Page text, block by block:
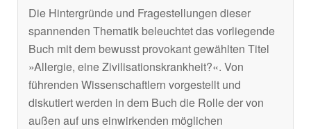
Die Hintergründe und Fragestellungen dieser
spannenden Thematik beleuchtet das vorliegende
Buch mit dem bewusst provokant gewählten Titel
»Allergie, eine Zivilisationskrankheit?«. Von
führenden Wissenschaftlern vorgestellt und
diskutiert werden in dem Buch die Rolle der von
außen auf uns einwirkenden möglichen